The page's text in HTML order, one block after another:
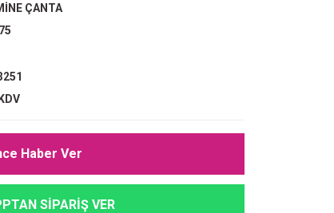
ÇANTA
Haber Ver
SİPARİŞ VER